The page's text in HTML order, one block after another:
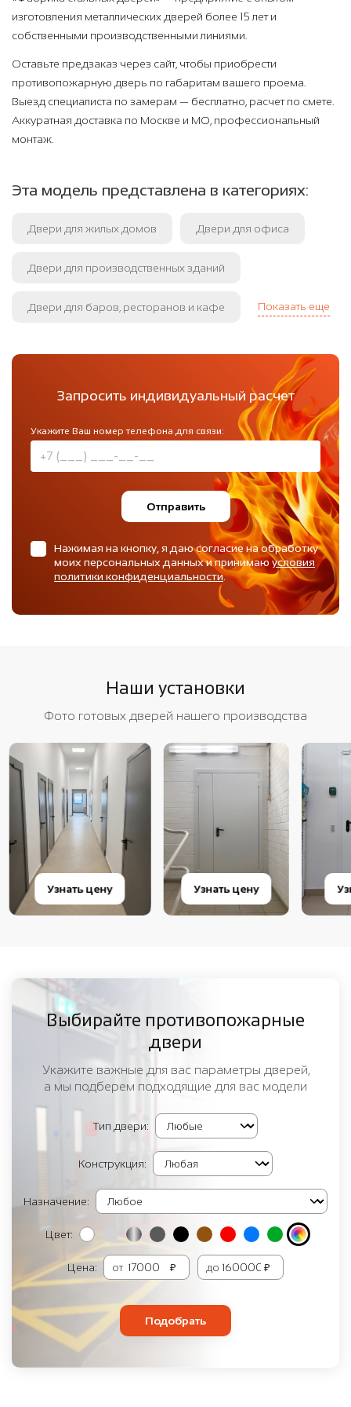
изготовления металлических дверей более 15 лет и
собственными производственными линиями.
Оставьте предзаказ через сайт, чтобы приобрести
противопожарную дверь по габаритам вашего проема.
Выезд специалиста по замерам — бесплатно, расчет по смете.
Аккуратная доставка по Москве и МО, профессиональный
монтаж.
Эта модель представлена в категориях:
Двери для жилых домов Двери для офиса
Двери для производственных зданий
Двери для баров, ресторанов и кафе Показать еще
Запросить индивидуальный расчет
Укажите Ваш номер телефона для связи:
Отправить
Нажимая на кнопку, я даю согласие на обработку
моих персональных данных и принимаюусловия
политики конфиденциальности.
Наши установки
Фото готовых дверей нашего производства
Узнать цену Узнать цену
Выбирайте противопожарные
двери
Укажите важные для вас параметры дверей,
а мы подберем подходящие для вас модели
Тип двери:
Конструкция:
Назначение:
Цвет:
Цена: от ₽ до ₽
Подобрать